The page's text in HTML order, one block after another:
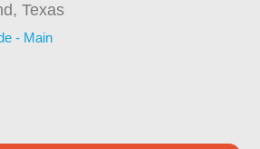
Texas
- Main